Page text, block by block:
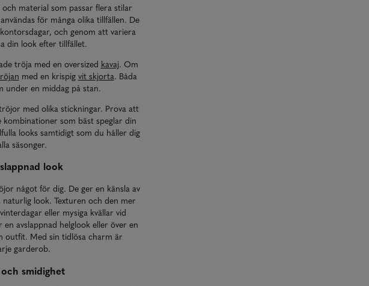
material som passar flera stilar
för många olika tillfällen. De
och genom att variera
din look efter tillfället.
tröja med en oversized kavaj. Om
med en krispig vit skjorta. Båda
under en middag på stan.
med olika stickningar. Prova att
som bäst speglar din
looks samtidigt som du håller dig
säsonger.
look
något för dig. De ger en känsla av
look. Texturen och den mer
eller mysiga kvällar vid
avslappnad helglook eller över en
outfit. Med sin tidlösa charm är
garderob.
smidighet